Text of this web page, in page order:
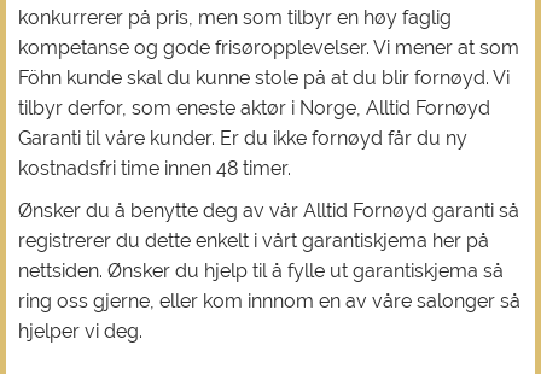
konkurrerer på pris, men som tilbyr en høy faglig
kompetanse og gode frisøropplevelser. Vi mener at som
Föhn kunde skal du kunne stole på at du blir fornøyd. Vi
tilbyr derfor, som eneste aktør i Norge, Alltid Fornøyd
Garanti til våre kunder. Er du ikke fornøyd får du ny
kostnadsfri time innen 48 timer.
Ønsker du å benytte deg av vår Alltid Fornøyd garanti så
registrerer du dette enkelt i vårt garantiskjema her på
nettsiden. Ønsker du hjelp til å fylle ut garantiskjema så
ring oss gjerne, eller kom innnom en av våre salonger så
hjelper vi deg.